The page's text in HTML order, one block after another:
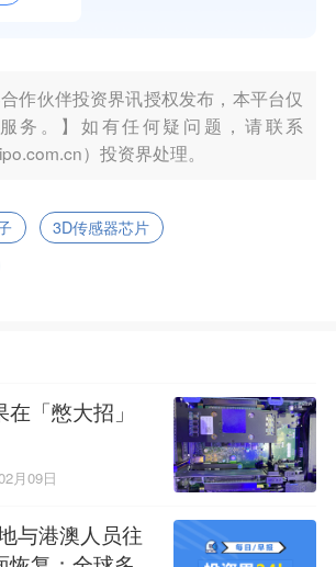
合作伙伴投资界讯授权发布，本平台仅
务。】如有任何疑问题，请联系
）投资界处理。
3D传感器芯片
「憋大招」
月09日
与港澳人员往